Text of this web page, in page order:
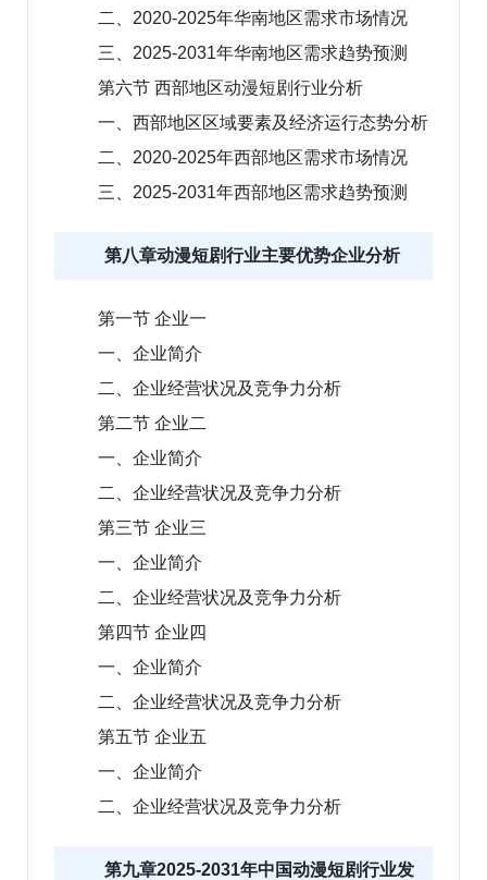
二、2020-2025年华南地区需求市场情况
三、2025-2031年华南地区需求趋势预测
第六节 西部地区动漫短剧行业分析
一、西部地区区域要素及经济运行态势分析
二、2020-2025年西部地区需求市场情况
三、2025-2031年西部地区需求趋势预测
第八章动漫短剧行业主要优势企业分析
第一节 企业一
一、企业简介
二、企业经营状况及竞争力分析
第二节 企业二
一、企业简介
二、企业经营状况及竞争力分析
第三节 企业三
一、企业简介
二、企业经营状况及竞争力分析
第四节 企业四
一、企业简介
二、企业经营状况及竞争力分析
第五节 企业五
一、企业简介
二、企业经营状况及竞争力分析
第九章2025-2031年中国动漫短剧行业发